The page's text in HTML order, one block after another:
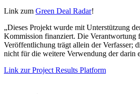
Link zum Green Deal Radar!
„Dieses Projekt wurde mit Unterstützung
Kommission finanziert. Die Verantwortung
Veröffentlichung trägt allein der Verfasser;
nicht für die weitere Verwendung der darin
Link zur Project Results Platform